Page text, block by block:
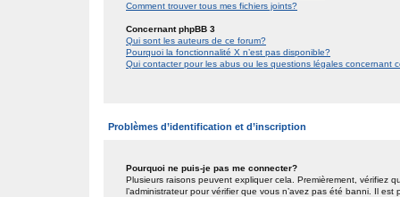
Comment trouver tous mes fichiers joints?
Concernant phpBB 3
Qui sont les auteurs de ce forum?
Pourquoi la fonctionnalité X n’est pas disponible?
Qui contacter pour les abus ou les questions légales concernant
Problèmes d’identification et d’inscription
Pourquoi ne puis-je pas me connecter?
Plusieurs raisons peuvent expliquer cela. Premièrement, vérifiez
l’administrateur pour vérifier que vous n’avez pas été banni. Il